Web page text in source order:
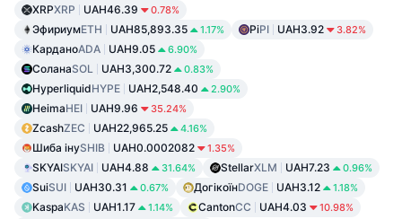
XRPXRP UAH46.39 0.78%
ЭфириумETH UAH85,893.35 1.17% PiPI UAH3.92 3.82%
КарданоADA UAH9.05 6.90%
СоланаSOL UAH3,300.72 0.83%
HyperliquidHYPE UAH2,548.40 2.90%
HeimaHEI UAH9.96 35.24%
ZcashZEC UAH22,965.25 4.16%
Шиба інуSHIB UAH0.0002082 1.35%
SKYAISKYAI UAH4.88 31.64% StellarXLM UAH7.23 0.96%
SuiSUI UAH30.31 0.67% ДогікоїнDOGE UAH3.12 1.18%
KaspaKAS UAH1.17 1.14% CantonCC UAH4.03 10.98%